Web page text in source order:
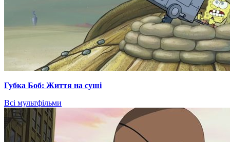
Губка Боб: Життя на суші
Всі мультфільми